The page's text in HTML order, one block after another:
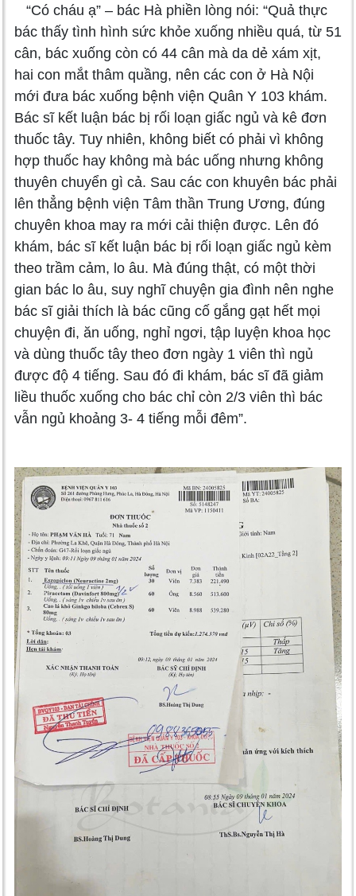
“Có cháu ạ” – bác Hà phiền lòng nói: “Quả thực
bác thấy tình hình sức khỏe xuống nhiều quá, từ 51
cân, bác xuống còn có 44 cân mà da dẻ xám xịt,
hai con mắt thâm quầng, nên các con ở Hà Nội
mới đưa bác xuống bệnh viện Quân Y 103 khám.
Bác sĩ kết luận bác bị rối loạn giấc ngủ và kê đơn
thuốc tây. Tuy nhiên, không biết có phải vì không
hợp thuốc hay không mà bác uống nhưng không
thuyên chuyển gì cả. Sau các con khuyên bác phải
lên thẳng bệnh viện Tâm thần Trung Ương, đúng
chuyên khoa may ra mới cải thiện được. Lên đó
khám, bác sĩ kết luận bác bị rối loạn giấc ngủ kèm
theo trầm cảm, lo âu. Mà đúng thật, có một thời
gian bác lo âu, suy nghĩ chuyện gia đình nên nghe
bác sĩ giải thích là bác cũng cố gắng gạt hết mọi
chuyện đi, ăn uống, nghỉ ngơi, tập luyện khoa học
và dùng thuốc tây theo đơn ngày 1 viên thì ngủ
được độ 4 tiếng. Sau đó đi khám, bác sĩ đã giảm
liều thuốc xuống cho bác chỉ còn 2/3 viên thì bác
vẫn ngủ khoảng 3- 4 tiếng mỗi đêm”.